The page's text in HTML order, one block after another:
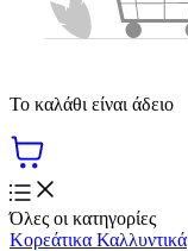
Το καλάθι είναι άδειο
Όλες οι κατηγορίες
Κορεάτικα Καλλυντικά